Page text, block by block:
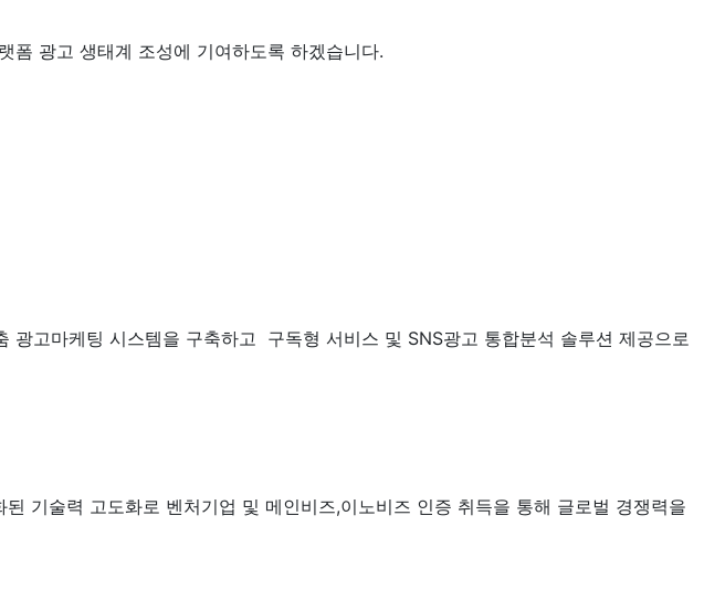
폼 광고 생태계 조성에 기여하도록 하겠습니다.
고마케팅 시스템을 구축하고 구독형 서비스 및 SNS광고 통합분석 솔루션 제공으로
기술력 고도화로 벤처기업 및 메인비즈,이노비즈 인증 취득을 통해 글로벌 경쟁력을